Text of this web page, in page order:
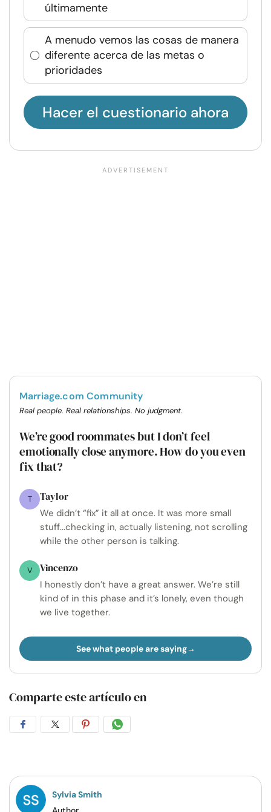
últimamente
A menudo vemos las cosas de manera
diferente acerca de las metas o
prioridades
Hacer el cuestionario ahora
Marriage.com Community
Real people. Real relationships. No judgment.
We’re good roommates but I don’t feel
emotionally close anymore. How do you even
fix that?
T Taylor
We didn’t “fix” it all at once. It was more small
stuff...checking in, actually listening, not scrolling
while the other person is talking.
V Vincenzo
I honestly don’t have a great answer. We’re still
kind of in this phase and it’s lonely, even though
we live together.
See what people are saying
Comparte este artículo en
CompartirCompartirCompartirCompartir
Sylvia Smith